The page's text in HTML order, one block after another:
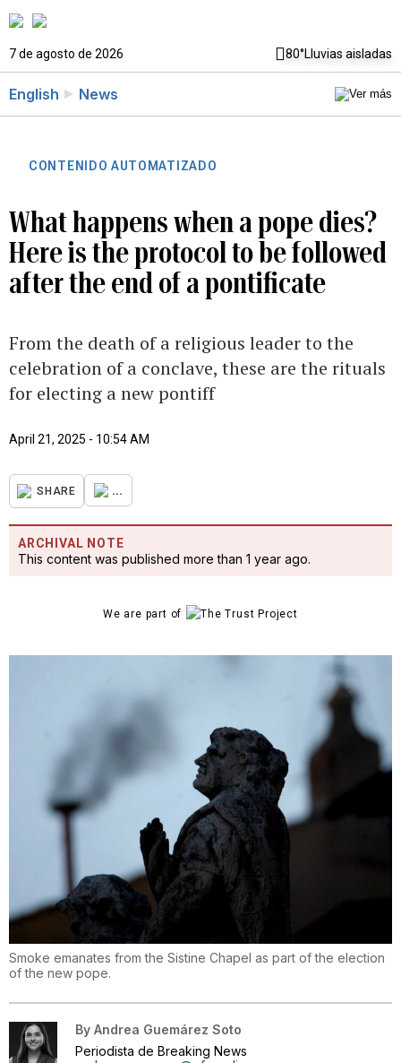
7 de agosto de 2026 80°Lluvias aisladas
English News
CONTENIDO AUTOMATIZADO
What happens when a pope dies?
Here is the protocol to be followed
after the end of a pontificate
From the death of a religious leader to the
celebration of a conclave, these are the rituals
for electing a new pontiff
April 21, 2025 - 10:54 AM
SHARE ...
ARCHIVAL NOTE
This content was published more than 1 year ago.
We are part of
Smoke emanates from the Sistine Chapel as part of the election
of the new pope.
By Andrea Guemárez Soto
Periodista de Breaking News